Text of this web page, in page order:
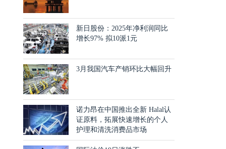
新日股份：2025年净利润同比
增长97% 拟10派1元
3月我国汽车产销环比大幅回升
诺力昂在中国推出全新 Halal认
证原料，拓展快速增长的个人
护理和清洗消费品市场